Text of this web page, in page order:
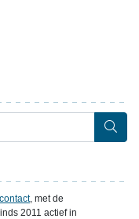
, met de
2011 actief in